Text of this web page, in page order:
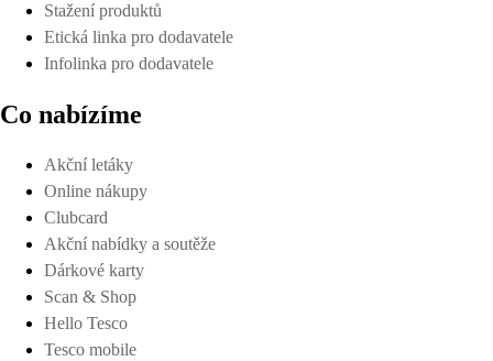
Stažení produktů
Etická linka pro dodavatele
Infolinka pro dodavatele
Co nabízíme
Akční letáky
Online nákupy
Clubcard
Akční nabídky a soutěže
Dárkové karty
Scan & Shop
Hello Tesco
Tesco mobile